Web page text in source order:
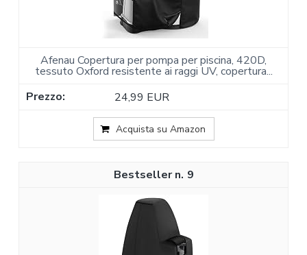
Afenau Copertura per pompa per piscina, 420D,
tessuto Oxford resistente ai raggi UV, copertura...
24,99 EUR
Acquista su Amazon
9